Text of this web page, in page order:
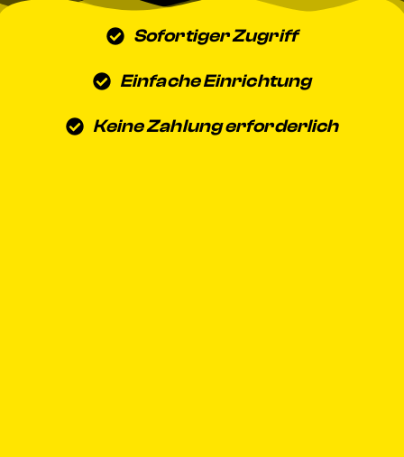
Sofortiger Zugriff
Einfache Einrichtung
Keine Zahlung erforderlich